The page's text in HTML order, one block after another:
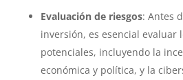
Evaluación de riesgos: Antes
inversión, es esencial evaluar
potenciales, incluyendo la
económica y política, y la